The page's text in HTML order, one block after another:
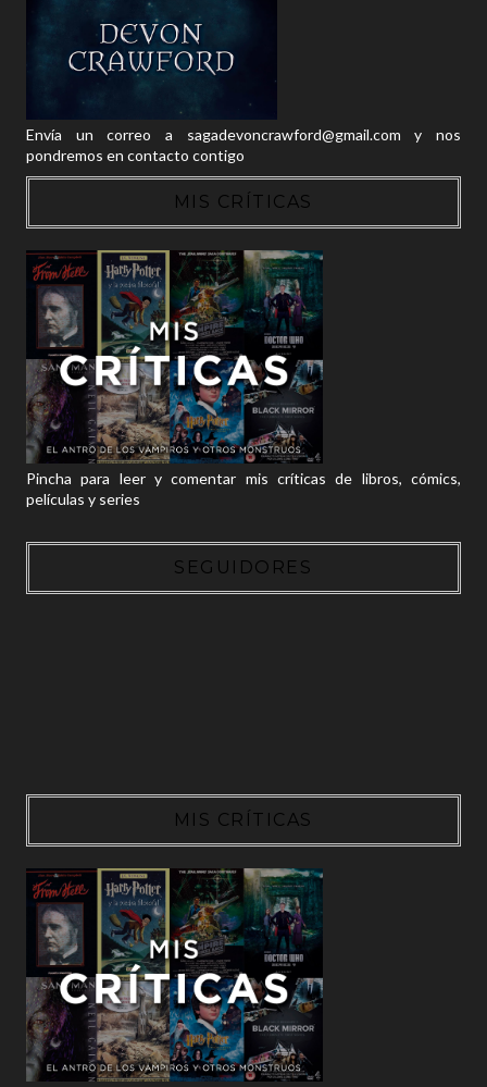
Envía un correo a sagadevoncrawford@gmail.com y nos
pondremos en contacto contigo
MIS CRÍTICAS
Pincha para leer y comentar mis críticas de libros, cómics,
películas y series
SEGUIDORES
MIS CRÍTICAS